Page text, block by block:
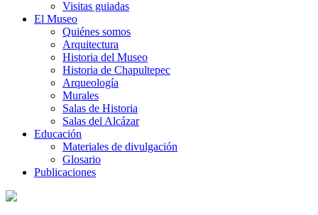
Visitas guiadas
El Museo
Quiénes somos
Arquitectura
Historia del Museo
Historia de Chapultepec
Arqueología
Murales
Salas de Historia
Salas del Alcázar
Educación
Materiales de divulgación
Glosario
Publicaciones